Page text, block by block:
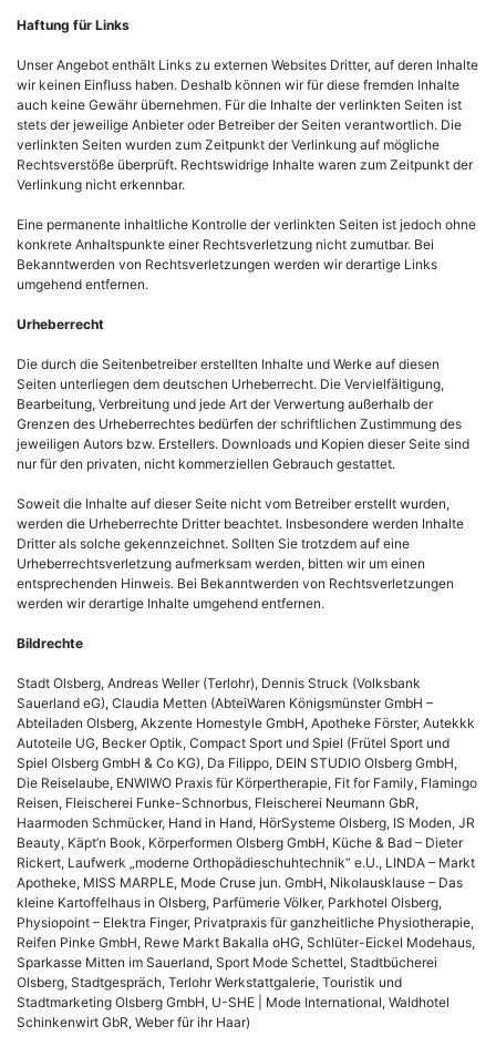
Haftung für Links
Unser Angebot enthält Links zu externen Websites Dritter, auf deren Inhalte
wir keinen Einfluss haben. Deshalb können wir für diese fremden Inhalte
auch keine Gewähr übernehmen. Für die Inhalte der verlinkten Seiten ist
stets der jeweilige Anbieter oder Betreiber der Seiten verantwortlich. Die
verlinkten Seiten wurden zum Zeitpunkt der Verlinkung auf mögliche
Rechtsverstöße überprüft. Rechtswidrige Inhalte waren zum Zeitpunkt der
Verlinkung nicht erkennbar.
Eine permanente inhaltliche Kontrolle der verlinkten Seiten ist jedoch ohne
konkrete Anhaltspunkte einer Rechtsverletzung nicht zumutbar. Bei
Bekanntwerden von Rechtsverletzungen werden wir derartige Links
umgehend entfernen.
Urheberrecht
Die durch die Seitenbetreiber erstellten Inhalte und Werke auf diesen
Seiten unterliegen dem deutschen Urheberrecht. Die Vervielfältigung,
Bearbeitung, Verbreitung und jede Art der Verwertung außerhalb der
Grenzen des Urheberrechtes bedürfen der schriftlichen Zustimmung des
jeweiligen Autors bzw. Erstellers. Downloads und Kopien dieser Seite sind
nur für den privaten, nicht kommerziellen Gebrauch gestattet.
Soweit die Inhalte auf dieser Seite nicht vom Betreiber erstellt wurden,
werden die Urheberrechte Dritter beachtet. Insbesondere werden Inhalte
Dritter als solche gekennzeichnet. Sollten Sie trotzdem auf eine
Urheberrechtsverletzung aufmerksam werden, bitten wir um einen
entsprechenden Hinweis. Bei Bekanntwerden von Rechtsverletzungen
werden wir derartige Inhalte umgehend entfernen.
Bildrechte
Stadt Olsberg, Andreas Weller (Terlohr), Dennis Struck (Volksbank
Sauerland eG), Claudia Metten (AbteiWaren Königsmünster GmbH –
Abteiladen Olsberg, Akzente Homestyle GmbH, Apotheke Förster, Autekkk
Autoteile UG, Becker Optik, Compact Sport und Spiel (Frütel Sport und
Spiel Olsberg GmbH & Co KG), Da Filippo, DEIN STUDIO Olsberg GmbH,
Die Reiselaube, ENWIWO Praxis für Körpertherapie, Fit for Family, Flamingo
Reisen, Fleischerei Funke-Schnorbus, Fleischerei Neumann GbR,
Haarmoden Schmücker, Hand in Hand, HörSysteme Olsberg, IS Moden, JR
Beauty, Käpt’n Book, Körperformen Olsberg GmbH, Küche & Bad – Dieter
Rickert, Laufwerk „moderne Orthopädieschuhtechnik“ e.U., LINDA – Markt
Apotheke, MISS MARPLE, Mode Cruse jun. GmbH, Nikolausklause – Das
kleine Kartoffelhaus in Olsberg, Parfümerie Völker, Parkhotel Olsberg,
Physiopoint – Elektra Finger, Privatpraxis für ganzheitliche Physiotherapie,
Reifen Pinke GmbH, Rewe Markt Bakalla oHG, Schlüter-Eickel Modehaus,
Sparkasse Mitten im Sauerland, Sport Mode Schettel, Stadtbücherei
Olsberg, Stadtgespräch, Terlohr Werkstattgalerie, Touristik und
Stadtmarketing Olsberg GmbH, U-SHE | Mode International, Waldhotel
Schinkenwirt GbR, Weber für ihr Haar)